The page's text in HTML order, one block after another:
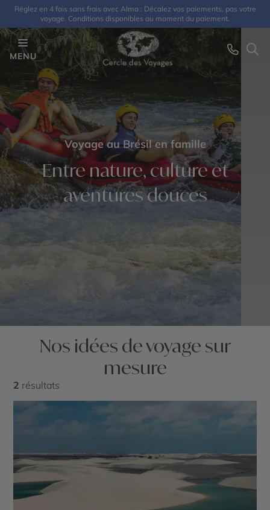
Réglez en 4 fois sans frais avec Alma : Décalez vos paiements, pas votre
voyage. Conditions disponibles au moment du paiement.
MENU
Voyage au Brésil en famille
Entre nature, culture et
aventures douces
Nos idées de voyage sur
mesure
2 résultats